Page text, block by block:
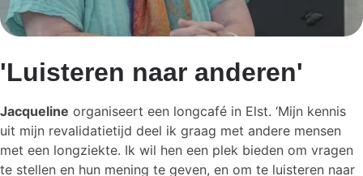
'Luisteren naar anderen'
Jacqueline organiseert een longcafé in Elst. ‘Mijn kennis
uit mijn revalidatietijd deel ik graag met andere mensen
met een longziekte. Ik wil hen een plek bieden om vragen
te stellen en hun mening te geven, en om te luisteren naar